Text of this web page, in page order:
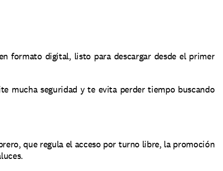
formato digital, listo para descargar desde el primer
mucha seguridad y te evita perder tiempo buscando
que regula el acceso por turno libre, la promoción